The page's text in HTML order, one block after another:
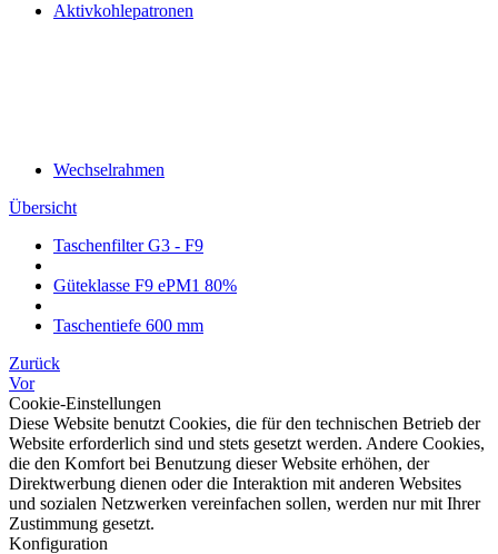
Aktivkohlepatronen
Wechselrahmen
Übersicht
Taschenfilter G3 - F9
Güteklasse F9 ePM1 80%
Taschentiefe 600 mm
Zurück
Vor
Cookie-Einstellungen
Diese Website benutzt Cookies, die für den technischen Betrieb der
Website erforderlich sind und stets gesetzt werden. Andere Cookies,
die den Komfort bei Benutzung dieser Website erhöhen, der
Direktwerbung dienen oder die Interaktion mit anderen Websites
und sozialen Netzwerken vereinfachen sollen, werden nur mit Ihrer
Zustimmung gesetzt.
Konfiguration